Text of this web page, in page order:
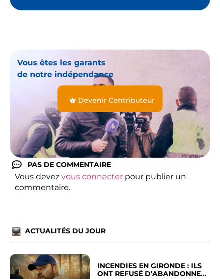
Vous êtes les garants
de notre indépendance
Devenir Contributeur
PAS DE COMMENTAIRE
Vous devez vous connecter pour publier un
commentaire.
ACTUALITÉS DU JOUR
INCENDIES EN GIRONDE : ILS
ONT REFUSÉ D’ABANDONNER